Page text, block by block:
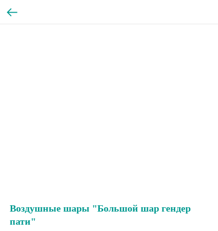
Воздушные шары "Большой шар гендер
пати"